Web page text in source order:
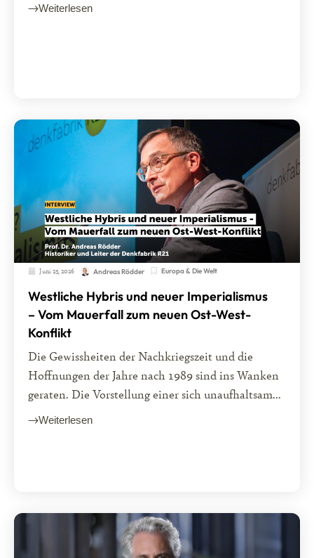
Weiterlesen
Juni 23, 2026 Andreas Rödder Europa & Die Welt
Westliche Hybris und neuer Imperialismus
– Vom Mauerfall zum neuen Ost-West-
Konflikt
Die Gewissheiten der Nachkriegszeit und die
Hoffnungen der Jahre nach 1989 sind ins Wanken
geraten. Die Vorstellung einer sich unaufhaltsam...
Weiterlesen